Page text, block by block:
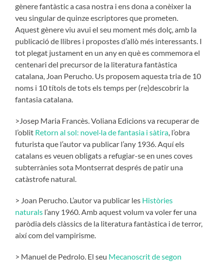
gènere fantàstic a casa nostra i ens dona a conèixer la
veu singular de quinze escriptores que prometen.
Aquest gènere viu avui el seu moment més dolç, amb la
publicació de llibres i propostes d’allò més interessants. I
tot plegat justament en un any en què es commemora el
centenari del precursor de la literatura fantàstica
catalana, Joan Perucho. Us proposem aquesta tria de 10
noms i 10 títols de tots els temps per (re)descobrir la
fantasia catalana.
>Josep Maria Francès. Voliana Edicions va recuperar de
l’oblit Retorn al sol: novel·la de fantasia i sàtira, l’obra
futurista que l’autor va publicar l’any 1936. Aquí els
catalans es veuen obligats a refugiar-se en unes coves
subterrànies sota Montserrat després de patir una
catàstrofe natural.
> Joan Perucho. L’autor va publicar les Històries
naturals l’any 1960. Amb aquest volum va voler fer una
paròdia dels clàssics de la literatura fantàstica i de terror,
així com del vampirisme.
> Manuel de Pedrolo. El seu Mecanoscrit de segon